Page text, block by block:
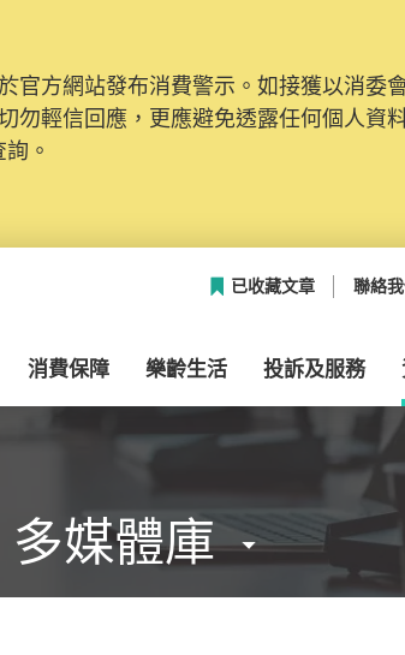
官方網站發布消費警示。如接獲以消委
勿輕信回應，更應避免透露任何個人資
。
已收藏文章 聯絡
消費保障 樂齡生活 投訴及服務
多媒體庫